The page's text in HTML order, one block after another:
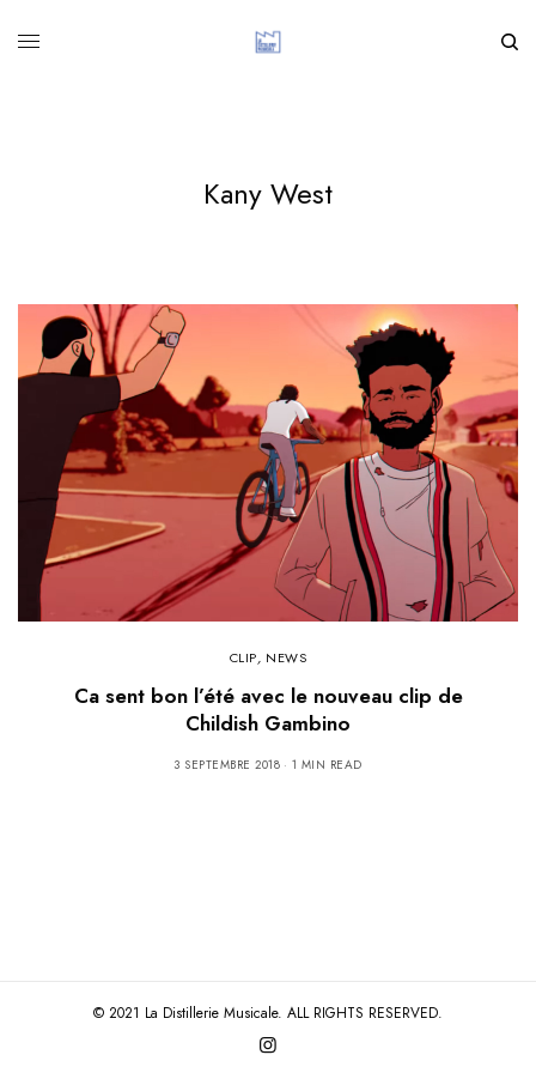
Kany West
CLIP, NEWS
Ca sent bon l’été avec le nouveau clip de
Childish Gambino
3 SEPTEMBRE 2018 1 MIN READ
© 2021 La Distillerie Musicale. ALL RIGHTS RESERVED.